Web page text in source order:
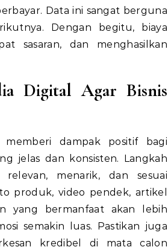
Data ini sangat berguna
Dengan begitu, biaya
sasaran, dan menghasilkan
Digital Agar Bisnis
dampak positif bagi
jelas dan konsisten. Langkah
menarik, dan sesuai
produk, video pendek, artikel
yang bermanfaat akan lebih
semakin luas. Pastikan juga
kredibel di mata calon